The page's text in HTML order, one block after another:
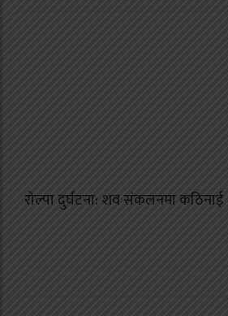
रोल्पा दुर्घटना: शव संकलनमा कठिनाई